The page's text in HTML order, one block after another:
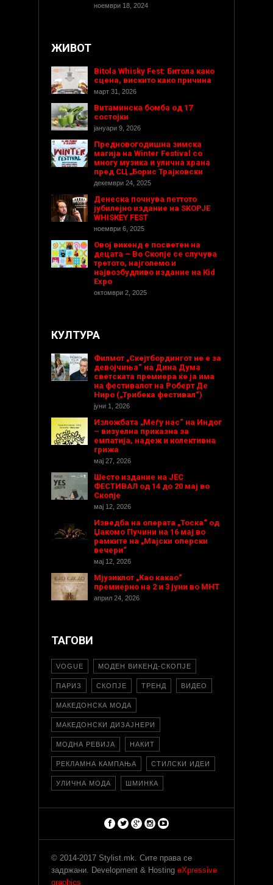
ноември 18, 2024
ЖИВОТ
Bitola Whisky Fest: Битола како
сцена, вискито како причина
март 31, 2026
Витаминска бомба од 17
состојки
јануари 9, 2026
Предновогодишнa зимска
магија на Winter Festival со
многу музика и улична храна
пред СЦ „Борис Трајковски
декември 24, 2025
Денеска почнува петтото
јубилејно издание на SKOPJE
WHISKEY FEST
ноември 6, 2025
Овој викенд е посветен на
децата – Во Скопје се случува
третото, најголемо и
највозбудливо издание на Kid
Expo
октомври 2, 2025
КУЛТУРА
Филмот „Скејтбордингот не е за
девојчиња“ на Дина Дума
светската премиера ќе ја има
на фестивалот на Роберт Де
Ниро („Трибека фестивал“)
јуни 1, 2026
Изложбата „Меѓу нас“ на Индог
– визуелна приказна за
емпатија, надеж и колективна
грижа
мај 27, 2026
Шесто издание на ЈЕС
ФЕСТИВАЛ од 14 до 20 мај во
Скопје
мај 12, 2026
Изведба на операта „Тоска“ од
Џакомо Пучини на 16 мај во
рамките на „Мајски оперски
вечери“
мај 12, 2026
Мјузиклот „Као какао“
премиерно на 2 и 3 јуни во МНТ
април 24, 2026
ТАГОВИ
VOGUE МОДЕН ВИКЕНД-СКОПЈЕ
ПАРИЗ СКОПЈЕ ТРЕНД ВИДЕО
МАКЕДОНСКА МОДА
МАКЕДОНСКИ ДИЗАЈНЕРИ
МОДНА РЕВИЈА НАКИТ
РЕКЛАМНА КАМПАЊА СТИЛСКИ ИДЕИ
УЛИЧНА МОДА ШМИНКА
© 2014-2017 Stylist.mk. Сите права се
задржани. Development & Hosting eXpressive
graphics